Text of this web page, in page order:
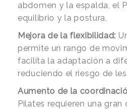
abdomen y la espalda, el
equilibrio y la postura.
Mejora de la flexibilidad:
permite un rango de
facilita la adaptación a
reduciendo el riesgo de
Aumento de la
Pilates requieren una